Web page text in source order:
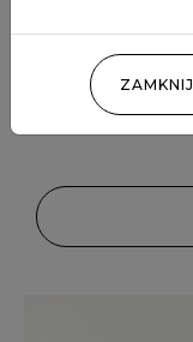
ZAMKNIJ